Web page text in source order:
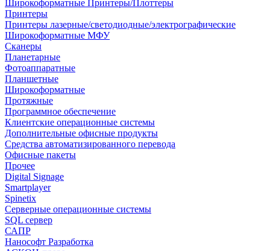
Широкоформатные Принтеры/Плоттеры
Принтеры
Принтеры лазерные/светодиодные/электрографические
Широкоформатные МФУ
Сканеры
Планетарные
Фотоаппаратные
Планшетные
Широкоформатные
Протяжные
Программное обеспечение
Клиентские операционные системы
Дополнительные офисные продукты
Средства автоматизированного перевода
Офисные пакеты
Прочее
Digital Signage
Smartplayer
Spinetix
Серверные операционные системы
SQL сервер
САПР
Нанософт Разработка